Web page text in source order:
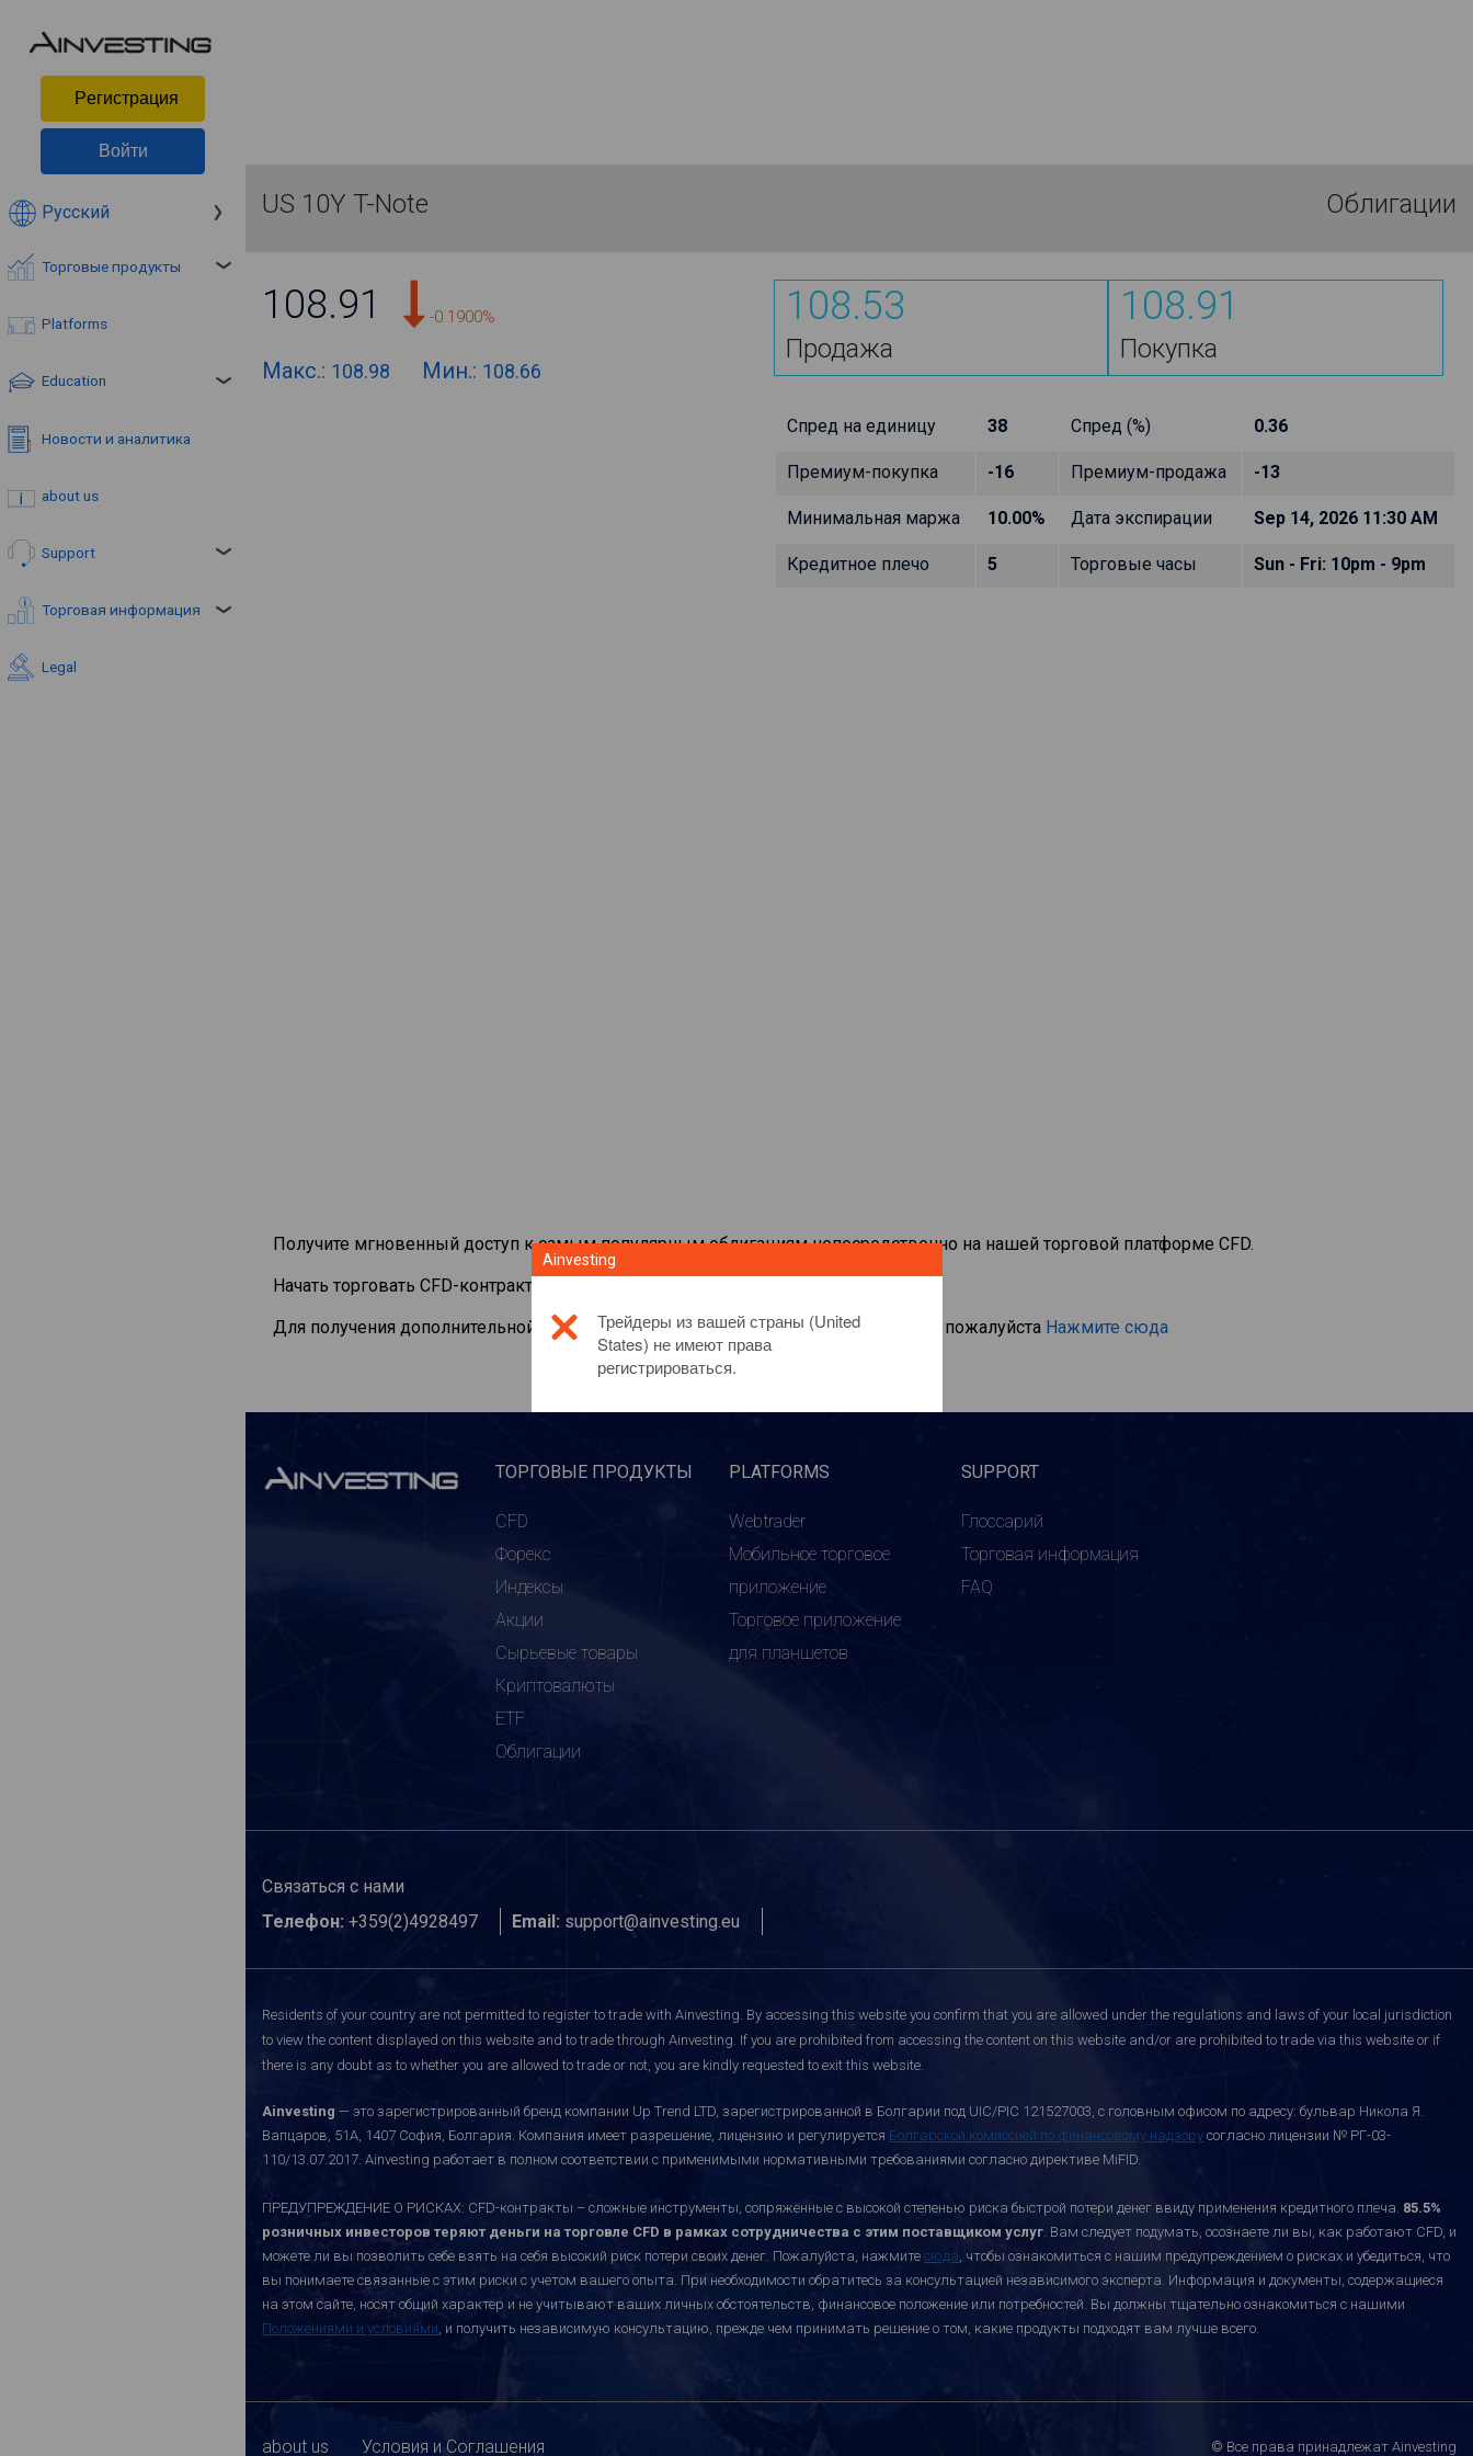
Pегистрация
Войти
Русский
Торговые продукты
Platforms
Education
Новости и аналитика
about us
Support
Торговая информация
Legal
US 10Y T-Note Облигации
108.91 -0.1900%
Макс.: 108.98 Мин.: 108.66
108.53
Продажа
108.91
Покупка
Спред на единицу 38 Спред (%) 0.36
Премиум-покупка -16 Премиум-продажа -13
Минимальная маржа 10.00% Дата экспирации Sep 14, 2026 11:30 AM
Кредитное плечо 5 Торговые часы Sun - Fri: 10pm - 9pm
Получите мгновенный доступ к самым популярным облигациям непосредственно на нашей торговой платформе CFD.
Начать торговать CFD-контрактами на
Для получения дополнительной информации об этом инвестиционном продукте, пожалуйста Нажмите сюда
ТОРГОВЫЕ ПРОДУКТЫ
CFD
Форекс
Индексы
Акции
Сырьевые товары
Криптовалюты
ETF
Облигации
PLATFORMS
Webtrader
Мобильное торговое
приложение
Торговое приложение
для планшетов
SUPPORT
Глоссарий
Торговая информация
FAQ
Связаться с нами
Телефон: +359(2)4928497 Email: support@ainvesting.eu
Residents of your country are not permitted to register to trade with Ainvesting. By accessing this website you confirm that you are allowed under the regulations and laws of your local jurisdiction
to view the content displayed on this website and to trade through Ainvesting. If you are prohibited from accessing the content on this website and/or are prohibited to trade via this website or if
there is any doubt as to whether you are allowed to trade or not, you are kindly requested to exit this website.
Ainvesting — это зарегистрированный бренд компании Up Trend LTD, зарегистрированной в Болгарии под UIC/PIC 121527003, с головным офисом по адресу: бульвар Никола Я.
Вапцаров, 51A, 1407 София, Болгария. Компания имеет разрешение, лицензию и регулируется Болгарской комиссией по финансовому надзору согласно лицензии № РГ-03-
110/13.07.2017. Ainvesting работает в полном соответствии с применимыми нормативными требованиями согласно директиве MiFID.
ПРЕДУПРЕЖДЕНИЕ О РИСКАХ: CFD-контракты – сложные инструменты, сопряжённые с высокой степенью риска быстрой потери денег ввиду применения кредитного плеча. 85.5%
розничных инвесторов теряют деньги на торговле CFD в рамках сотрудничества с этим поставщиком услуг. Вам следует подумать, осознаете ли вы, как работают CFD, и
можете ли вы позволить себе взять на себя высокий риск потери своих денег. Пожалуйста, нажмите сюда, чтобы ознакомиться с нашим предупреждением о рисках и убедиться, что
вы понимаете связанные с этим риски с учетом вашего опыта. При необходимости обратитесь за консультацией независимого эксперта. Информация и документы, содержащиеся
на этом сайте, носят общий характер и не учитывают ваших личных обстоятельств, финансовое положение или потребностей. Вы должны тщательно ознакомиться с нашими
Положениями и условиями, и получить независимую консультацию, прежде чем принимать решение о том, какие продукты подходят вам лучше всего.
about us Условия и Соглашения © Все права принадлежат Ainvesting
Ainvesting
Трейдеры из вашей страны (United
States) не имеют права
регистрироваться.